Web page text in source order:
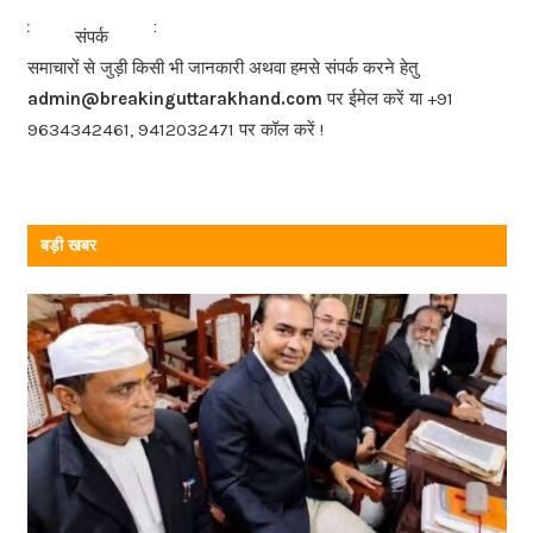
b
o
o
k
<<< संपर्क
>>>
समाचारों से जुड़ी किसी भी जानकारी अथवा हमसे संपर्क करने हेतु
admin@breakinguttarakhand.com पर ईमेल करें या +91
9634342461, 9412032471 पर कॉल करें !
बड़ी खबर